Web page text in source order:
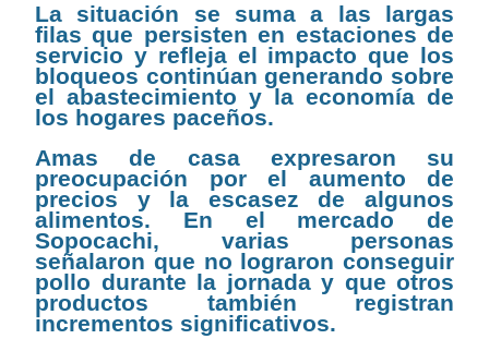
La situación se suma a las largas
filas que persisten en estaciones de
servicio y refleja el impacto que los
bloqueos continúan generando sobre
el abastecimiento y la economía de
los hogares paceños.
Amas de casa expresaron su
preocupación por el aumento de
precios y la escasez de algunos
alimentos. En el mercado de
Sopocachi, varias personas
señalaron que no lograron conseguir
pollo durante la jornada y que otros
productos también registran
incrementos significativos.